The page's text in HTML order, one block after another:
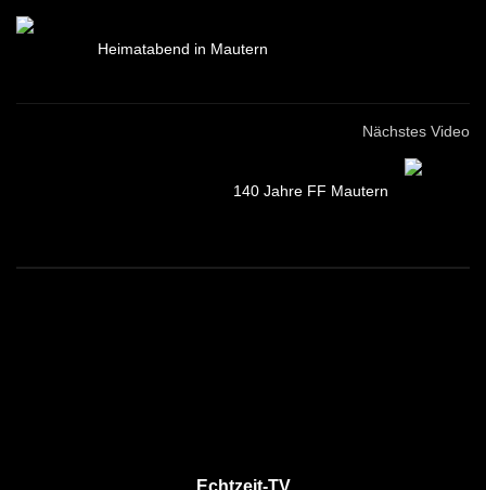
Heimatabend in Mautern
Nächstes Video
140 Jahre FF Mautern